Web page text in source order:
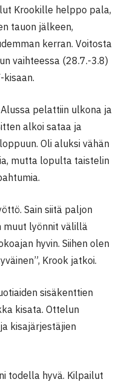
Krookille helppo pala,
tauon jälkeen,
kerran. Voitosta
vaihteessa (28.7.-3.8)
pelattiin ulkona ja
alkoi sataa ja
Oli aluksi vähän
mutta lopulta taistelin
Sain siitä paljon
muut lyönnit välillä
hyvin. Siihen olen
Krook jatkoi.
sisäkenttien
kisata. Ottelun
kisajärjestäjien
todella hyvä. Kilpailut